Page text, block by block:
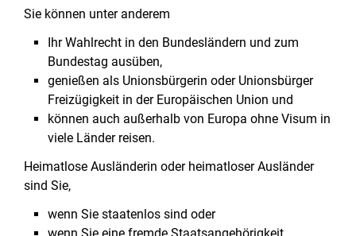
Sie können unter anderem
Ihr Wahlrecht in den Bundesländern und zum
Bundestag ausüben,
genießen als Unionsbürgerin oder Unionsbürger
Freizügigkeit in der Europäischen Union und
können auch außerhalb von Europa ohne Visum in
viele Länder reisen.
Heimatlose Ausländerin oder heimatloser Ausländer
sind Sie,
wenn Sie staatenlos sind oder